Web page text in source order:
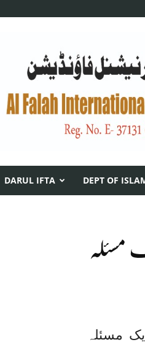
DARUL IFTA DEPT OF
مسئلہ
مسئلہ